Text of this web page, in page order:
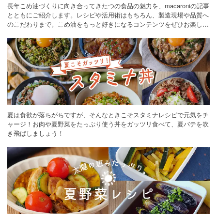
長年こめ油づくりに向き合ってきたつの食品の魅力を、macaroniの記事
とともにご紹介します。レシピや活用術はもちろん、製造現場や品質へ
のこだわりまで。こめ油をもっと好きになるコンテンツをぜひお楽しみ
夏は食欲が落ちがちですが、そんなときこそスタミナレシピで元気をチ
ャージ！お肉や夏野菜をたっぷり使う丼をガッツリ食べて、夏バテを吹
き飛ばしましょう！